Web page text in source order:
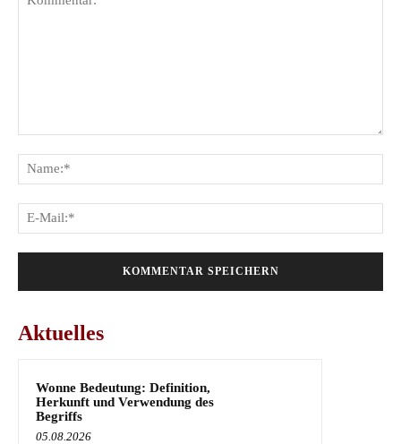
Aktuelles
Wonne Bedeutung: Definition,
Herkunft und Verwendung des
Begriffs
05.08.2026